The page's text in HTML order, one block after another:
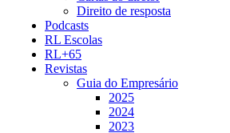
Direito de resposta
Podcasts
RL Escolas
RL+65
Revistas
Guia do Empresário
2025
2024
2023